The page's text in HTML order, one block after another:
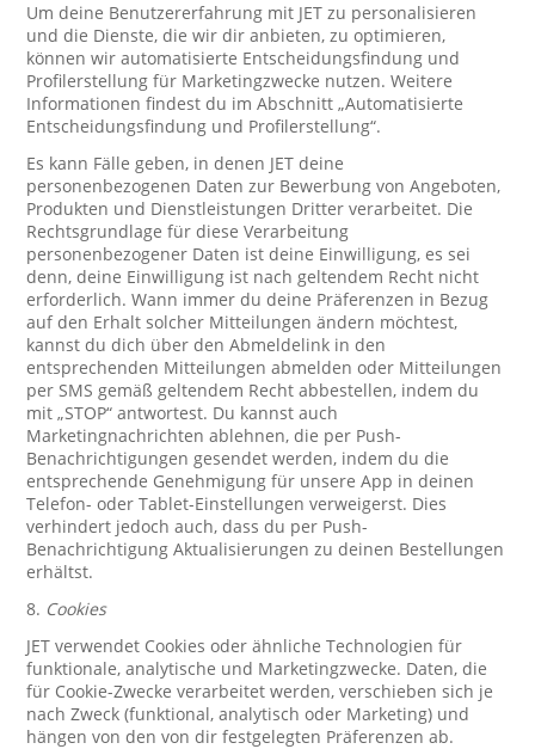
Um deine Benutzererfahrung mit JET zu personalisieren
und die Dienste, die wir dir anbieten, zu optimieren,
können wir automatisierte Entscheidungsfindung und
Profilerstellung für Marketingzwecke nutzen. Weitere
Informationen findest du im Abschnitt „Automatisierte
Entscheidungsfindung und Profilerstellung“.
Es kann Fälle geben, in denen JET deine
personenbezogenen Daten zur Bewerbung von Angeboten,
Produkten und Dienstleistungen Dritter verarbeitet. Die
Rechtsgrundlage für diese Verarbeitung
personenbezogener Daten ist deine Einwilligung, es sei
denn, deine Einwilligung ist nach geltendem Recht nicht
erforderlich. Wann immer du deine Präferenzen in Bezug
auf den Erhalt solcher Mitteilungen ändern möchtest,
kannst du dich über den Abmeldelink in den
entsprechenden Mitteilungen abmelden oder Mitteilungen
per SMS gemäß geltendem Recht abbestellen, indem du
mit „STOP“ antwortest. Du kannst auch
Marketingnachrichten ablehnen, die per Push-
Benachrichtigungen gesendet werden, indem du die
entsprechende Genehmigung für unsere App in deinen
Telefon- oder Tablet-Einstellungen verweigerst. Dies
verhindert jedoch auch, dass du per Push-
Benachrichtigung Aktualisierungen zu deinen Bestellungen
erhältst.
8. Cookies
JET verwendet Cookies oder ähnliche Technologien für
funktionale, analytische und Marketingzwecke. Daten, die
für Cookie-Zwecke verarbeitet werden, verschieben sich je
nach Zweck (funktional, analytisch oder Marketing) und
hängen von den von dir festgelegten Präferenzen ab.